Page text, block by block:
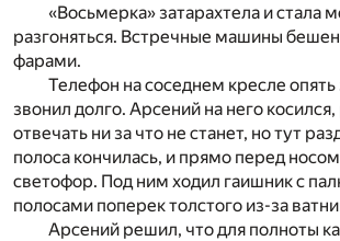
«Восьмерка» затарахтела и стала
разгоняться. Встречные машины
фарами.
Телефон на соседнем кресле опять
звонил долго. Арсений на него
отвечать ни за что не станет, но тут
полоса кончилась, и прямо перед
светофор. Под ним ходил гаишник с
полосами поперек толстого из-за
Арсений решил, что для полноты